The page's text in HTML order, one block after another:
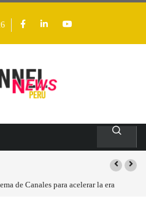
de Canales para acelerar la era